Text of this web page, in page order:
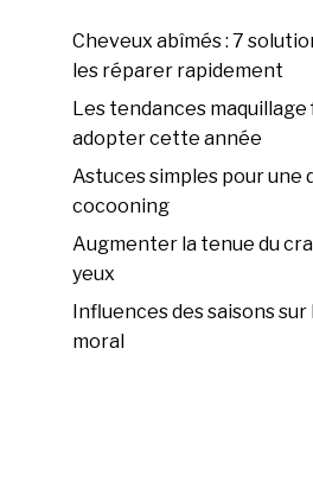
Cheveux abîmés : 7
les réparer rapidement
Les tendances maquillage
adopter cette année
Astuces simples pour une
cocooning
Augmenter la tenue du
yeux
Influences des saisons
moral